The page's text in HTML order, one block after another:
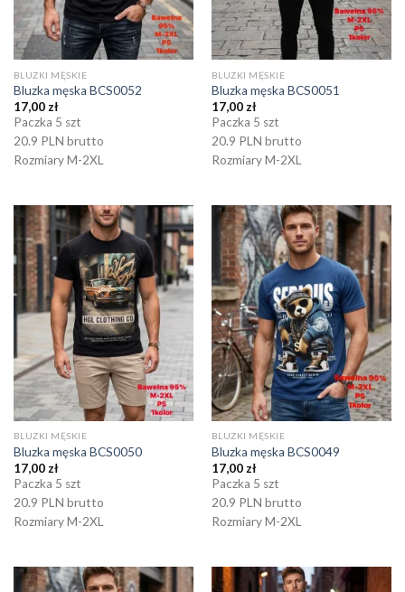
BLUZKI MĘSKIE
Bluzka męska BCS0052
17,00zł
Paczka 5 szt
20.9 PLN brutto
Rozmiary M-2XL
BLUZKI MĘSKIE
Bluzka męska BCS0051
17,00zł
Paczka 5 szt
20.9 PLN brutto
Rozmiary M-2XL
BLUZKI MĘSKIE
Bluzka męska BCS0050
17,00 zł
Paczka 5 szt
20.9 PLN brutto
Rozmiary M-2XL
BLUZKI MĘSKIE
Bluzka męska BCS0049
17,00 zł
Paczka 5 szt
20.9 PLN brutto
Rozmiary M-2XL